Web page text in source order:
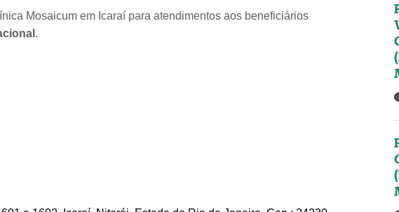
Mosaicum em Icaraí para atendimentos aos beneficiários
.